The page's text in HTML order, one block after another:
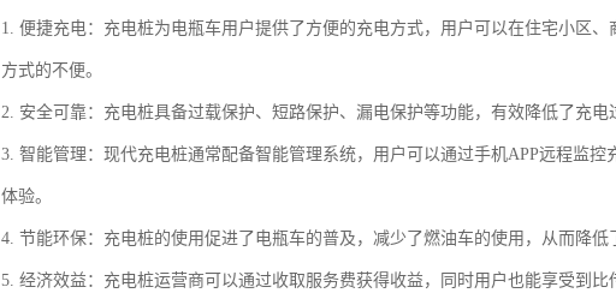
1. 便捷充电：充电桩为电瓶车用户提供了方便的充电方式，用户可以在住宅小区
方式的不便。
2. 安全可靠：充电桩具备过载保护、短路保护、漏电保护等功能，有效降低了充电
3. 智能管理：现代充电桩通常配备智能管理系统，用户可以通过手机APP远程监
体验。
4. 节能环保：充电桩的使用促进了电瓶车的普及，减少了燃油车的使用，从而降低
5. 经济效益：充电桩运营商可以通过收取服务费获得收益，同时用户也能享受到比